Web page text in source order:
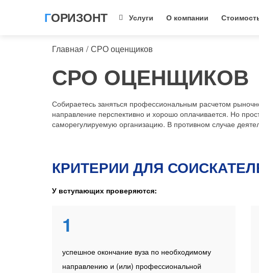
ГОРИЗОНТ Услуги О компании
Главная СРО оценщиков
СРО ОЦЕНЩИКОВ
Собираетесь заняться профессиональным расчетом
направление перспективно и хорошо оплачивается. Но
саморегулируемую организацию. В противном случае
КРИТЕРИИ ДЛЯ
У вступающих проверяются:
1
успешное окончание вуза по необходимому
направлению и (или) профессиональной